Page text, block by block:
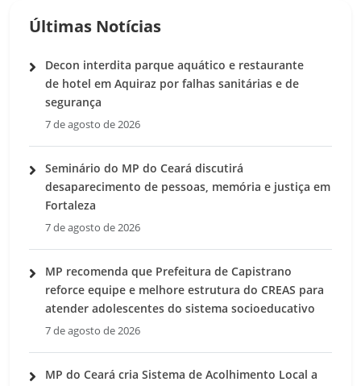
Últimas Notícias
Decon interdita parque aquático e restaurante
de hotel em Aquiraz por falhas sanitárias e de
segurança
7 de agosto de 2026
Seminário do MP do Ceará discutirá
desaparecimento de pessoas, memória e justiça em
Fortaleza
7 de agosto de 2026
MP recomenda que Prefeitura de Capistrano
reforce equipe e melhore estrutura do CREAS para
atender adolescentes do sistema socioeducativo
7 de agosto de 2026
MP do Ceará cria Sistema de Acolhimento Local a